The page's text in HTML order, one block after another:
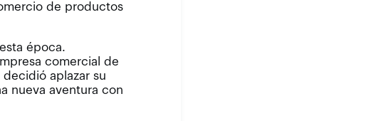
de productos
época.
comercial de
aplazar su
nueva aventura con